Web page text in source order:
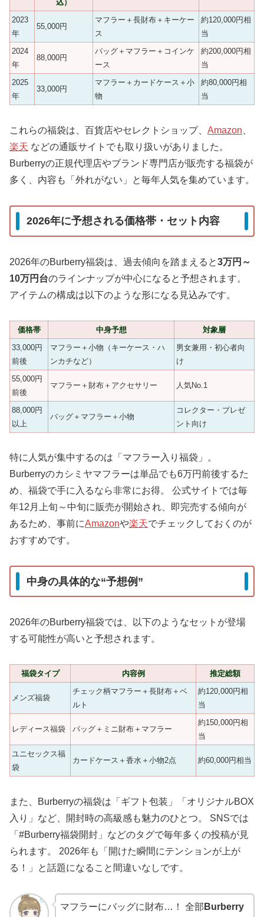
込）
2023
年
55,000円
マフラー＋長財布＋キーケー
ス
約120,000円相
当
2024
年
88,000円
バッグ＋マフラー＋コインケ
ース
約200,000円相
当
2025
年
33,000円
マフラー＋カードケース＋小
物
約80,000円相
当
これらの福袋は、百貨店やセレクトショップ、 Amazon
楽天 などの通販サイトでも取り扱いがありました。
Burberryの正規代理店やブランド専門店が販売する福袋が
多く、内容も「外れがない」と毎年人気を集めています。
2026年に予想される価格帯・セット内容
2026年のBurberry福袋は、過去傾向を踏まえると3万円～
10万円台のラインナップが中心になると予想されます。
アイテムの構成は以下のような形になる見込みです。
価格帯 中身予想
対象層
33,000円
前後
マフラー＋小物（キーケース・ハ
ンカチなど）
男女兼用・初心者向
け
55,000円
前後
マフラー＋財布＋アクセサリー 人気No.1
88,000円
以上
バッグ＋マフラー＋小物
コレクター・プレゼ
ント向け
特に人気が集中するのは「マフラー入り福袋」。
Burberryのカシミヤマフラーは単品でも6万円前後するた
め、福袋で手に入るなら非常にお得。 公式サイトでは毎
年12月上旬～中旬に販売が開始され、即完売する傾向が
あるため、事前にAmazonや楽天でチェックしておくのが
おすすめです。
中身の具体的な“予想例”
2026年のBurberry福袋では、以下のようなセットが登場
する可能性が高いと予想されます。
福袋タイプ 内容例 推定総額
メンズ福袋
チェック柄マフラー＋長財布＋ベ
ルト
約120,000円相
当
レディース福袋 バッグ＋ミニ財布＋マフラー
約150,000円相
当
ユニセックス福
袋
カードケース＋香水＋小物2点 約60,000円相当
また、Burberryの福袋は「ギフト包装」「オリジナルBOX
入り」など、開封時の高級感も魅力のひとつ。 SNSでは
「#Burberry福袋開封」などのタグで毎年多くの投稿が見
られます。 2026年も「開けた瞬間にテンションが上が
る！」と話題になること間違いなしです。
マフラーにバッグに財布…！ 全部 Burberry